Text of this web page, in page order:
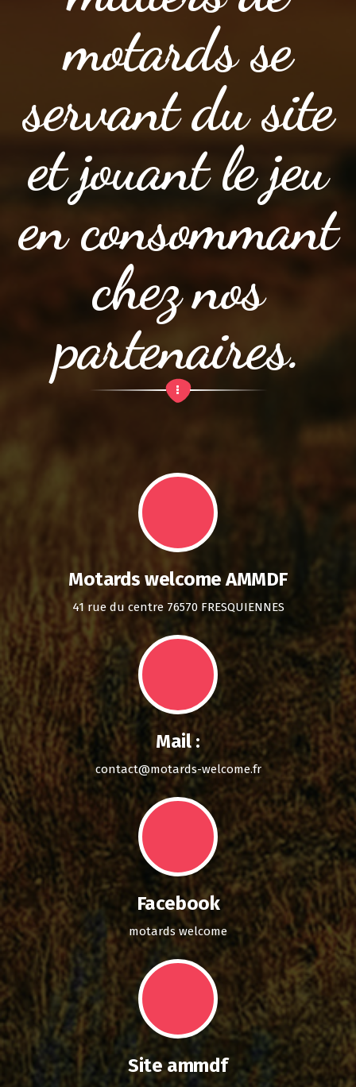
motards se
servant du site
et jouant le jeu
en consommant
chez nos
partenaires.
Motards welcome AMMDF
41 rue du centre 76570 FRESQUIENNES
Mail :
contact@motards-welcome.fr
Facebook
motards welcome
Site ammdf